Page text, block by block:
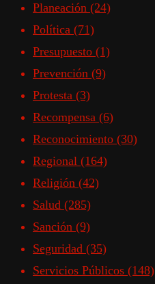
Planeación (24)
Política (71)
Presupuesto (1)
Prevención (9)
Protesta (3)
Recompensa (6)
Reconocimiento (30)
Regional (164)
Religión (42)
Salud (285)
Sanción (9)
Seguridad (35)
Servicios Públicos (148)